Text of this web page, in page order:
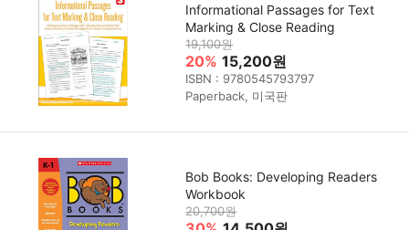
Informational Passages for Text
Marking & Close Reading
19,100원
20% 15,200원
ISBN : 9780545793797
Paperback, 미국판
Bob Books: Developing Readers
Workbook
20,700원